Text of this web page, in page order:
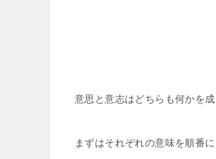
意思と意志はどちらも何かを
まずはそれぞれの意味を順番